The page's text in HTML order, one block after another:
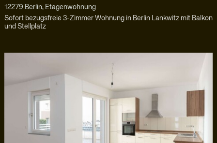
12279 Berlin, Etagenwohnung
Sofort bezugsfreie 3-Zimmer Wohnung in Berlin Lankwitz mit Balkon
und Stellplatz